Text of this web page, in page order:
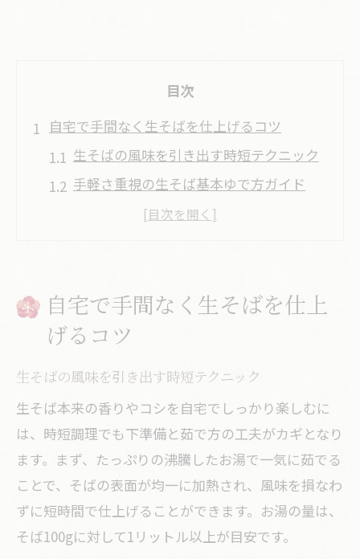
目次
自宅で手間なく生そばを仕上げるコツ
生そばの風味を引き出す時短テクニック
手軽さ重視の生そば基本ゆで方ガイド
家庭で簡単に失敗しない生そばの選び方
生そば茹で方の失敗しないポイント解説
生そばがくっつかない茹で方のコツと注
家庭で生そばをうまくゆでる時短手順
生そばのコシを保つ湯加減と火加減の目
安
生そばを温かいまま楽しむ茹で方の裏ワ
ザ
茹で過ぎ防止！生そば失敗例と対策まと
め
自宅で手間なく生そばを仕上
げるコツ
生そばの風味を引き出す時短テクニック
生そば本来の香りやコシを自宅でしっかり楽しむに
は、時短調理でも下準備と茹で方の工夫がカギとなり
ます。まず、たっぷりの沸騰したお湯で一気に茹でる
ことで、そばの表面が均一に加熱され、風味を損なわ
ずに短時間で仕上げることができます。お湯の量は、
そば100gに対して1リットル以上が目安です。